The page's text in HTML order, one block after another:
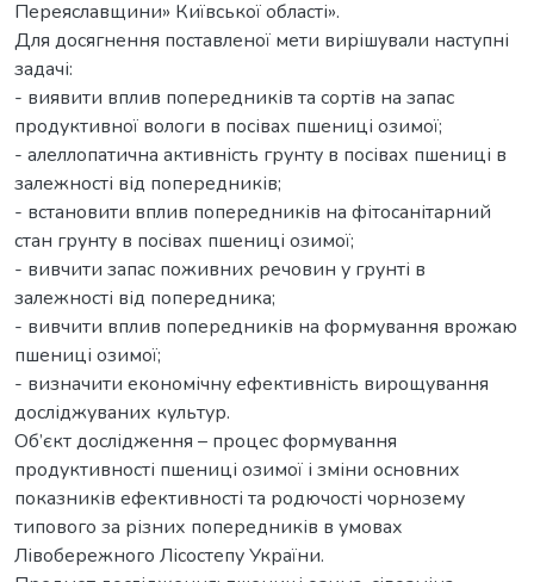
Переяславщини» Київської області».
Для досягнення поставленої мети вирішували наступні
задачі:
- виявити вплив попередників та сортів на запас
продуктивної вологи в посівах пшениці озимої;
- алеллопатична активність грунту в посівах пшениці в
залежності від попередників;
- встановити вплив попередників на фітосанітарний
стан грунту в посівах пшениці озимої;
- вивчити запас поживних речовин у грунті в
залежності від попередника;
- вивчити вплив попередників на формування врожаю
пшениці озимої;
- визначити економічну ефективність вирощування
досліджуваних культур.
Об’єкт дослідження – процес формування
продуктивності пшениці озимої і зміни основних
показників ефективності та родючості чорнозему
типового за різних попередників в умовах
Лівобережного Лісостепу України.